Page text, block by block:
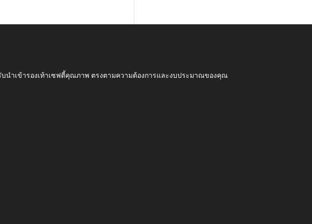
นำเข้ารองเท้าเซฟตี้คุณภาพ ตรงตามความต้องการและงบประมาณของคุณ